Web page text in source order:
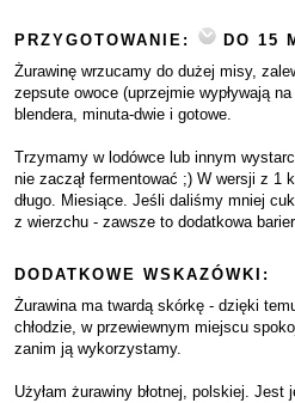
PRZYGOTOWANIE:
DO 15
Żurawinę wrzucamy do dużej misy,
zepsute owoce (uprzejmie wypływają
blendera, minuta-dwie i gotowe.
Trzymamy w lodówce lub innym
nie zaczął fermentować ;) W wersji z 1
długo. Miesiące. Jeśli daliśmy mniej
z wierzchu - zawsze to dodatkowa
DODATKOWE WSKAZÓWKI:
Żurawina ma twardą skórkę - dzięki
chłodzie, w przewiewnym miejscu
zanim ją wykorzystamy.
Użyłam żurawiny błotnej, polskiej. Jest